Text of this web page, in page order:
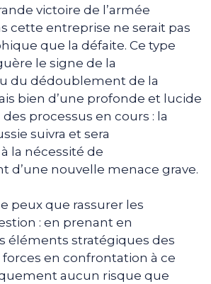
victoire de l’armée
cette entreprise ne serait pas
que la défaite. Ce type
le signe de la
du dédoublement de la
bien d’une profonde et lucide
processus en cours : la
suivra et sera
la nécessité de
d’une nouvelle menace grave.
peux que rassurer les
: en prenant en
éléments stratégiques des
en confrontation à ce
aucun risque que